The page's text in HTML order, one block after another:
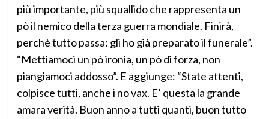
più importante, più squallido che rappresenta un
pò il nemico della terza guerra mondiale. Finirà,
perchè tutto passa: gli ho già preparato il funerale”.
“Mettiamoci un pò ironia, un pò di forza, non
piangiamoci addosso”. E aggiunge: “State attenti,
colpisce tutti, anche i no vax. E’ questa la grande
amara verità. Buon anno a tutti quanti, buon tutto